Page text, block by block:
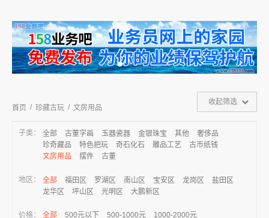
首页 / 珍藏古玩 / 文房用品
收起筛选
子类： 全部 古董字画 玉器瓷器 金银珠宝 其他
奢侈品
珍奇藏品
特色把玩 奇石化石 雕品工艺
古币纸钱
文房用品
摆件 古董
地区： 全部 福田区 罗湖区 南山区 宝安区 龙岗区
盐田区
龙华区
坪山区 光明区 大鹏新区
价格： 全部 500元以下 500-1000元 1000-2000元